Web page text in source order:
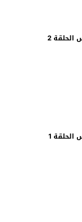
2
1